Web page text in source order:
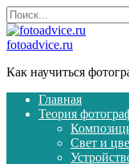
Перейти
к
содержанию
Search
for:
fotoadvice.ru
Как научиться
Главная
Теория
Свет и